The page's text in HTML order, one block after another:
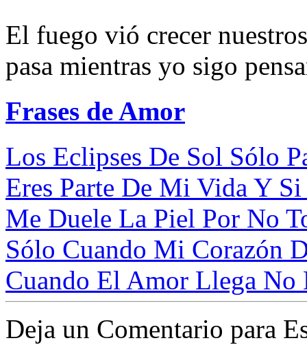
El fuego vió crecer
pasa mientras yo sigo
Frases de Amor
Los Eclipses De Sol Sólo
Eres Parte De Mi Vida Y
Me Duele La Piel Por No
Sólo Cuando Mi Corazón
Cuando El Amor Llega
Deja un Comentario para